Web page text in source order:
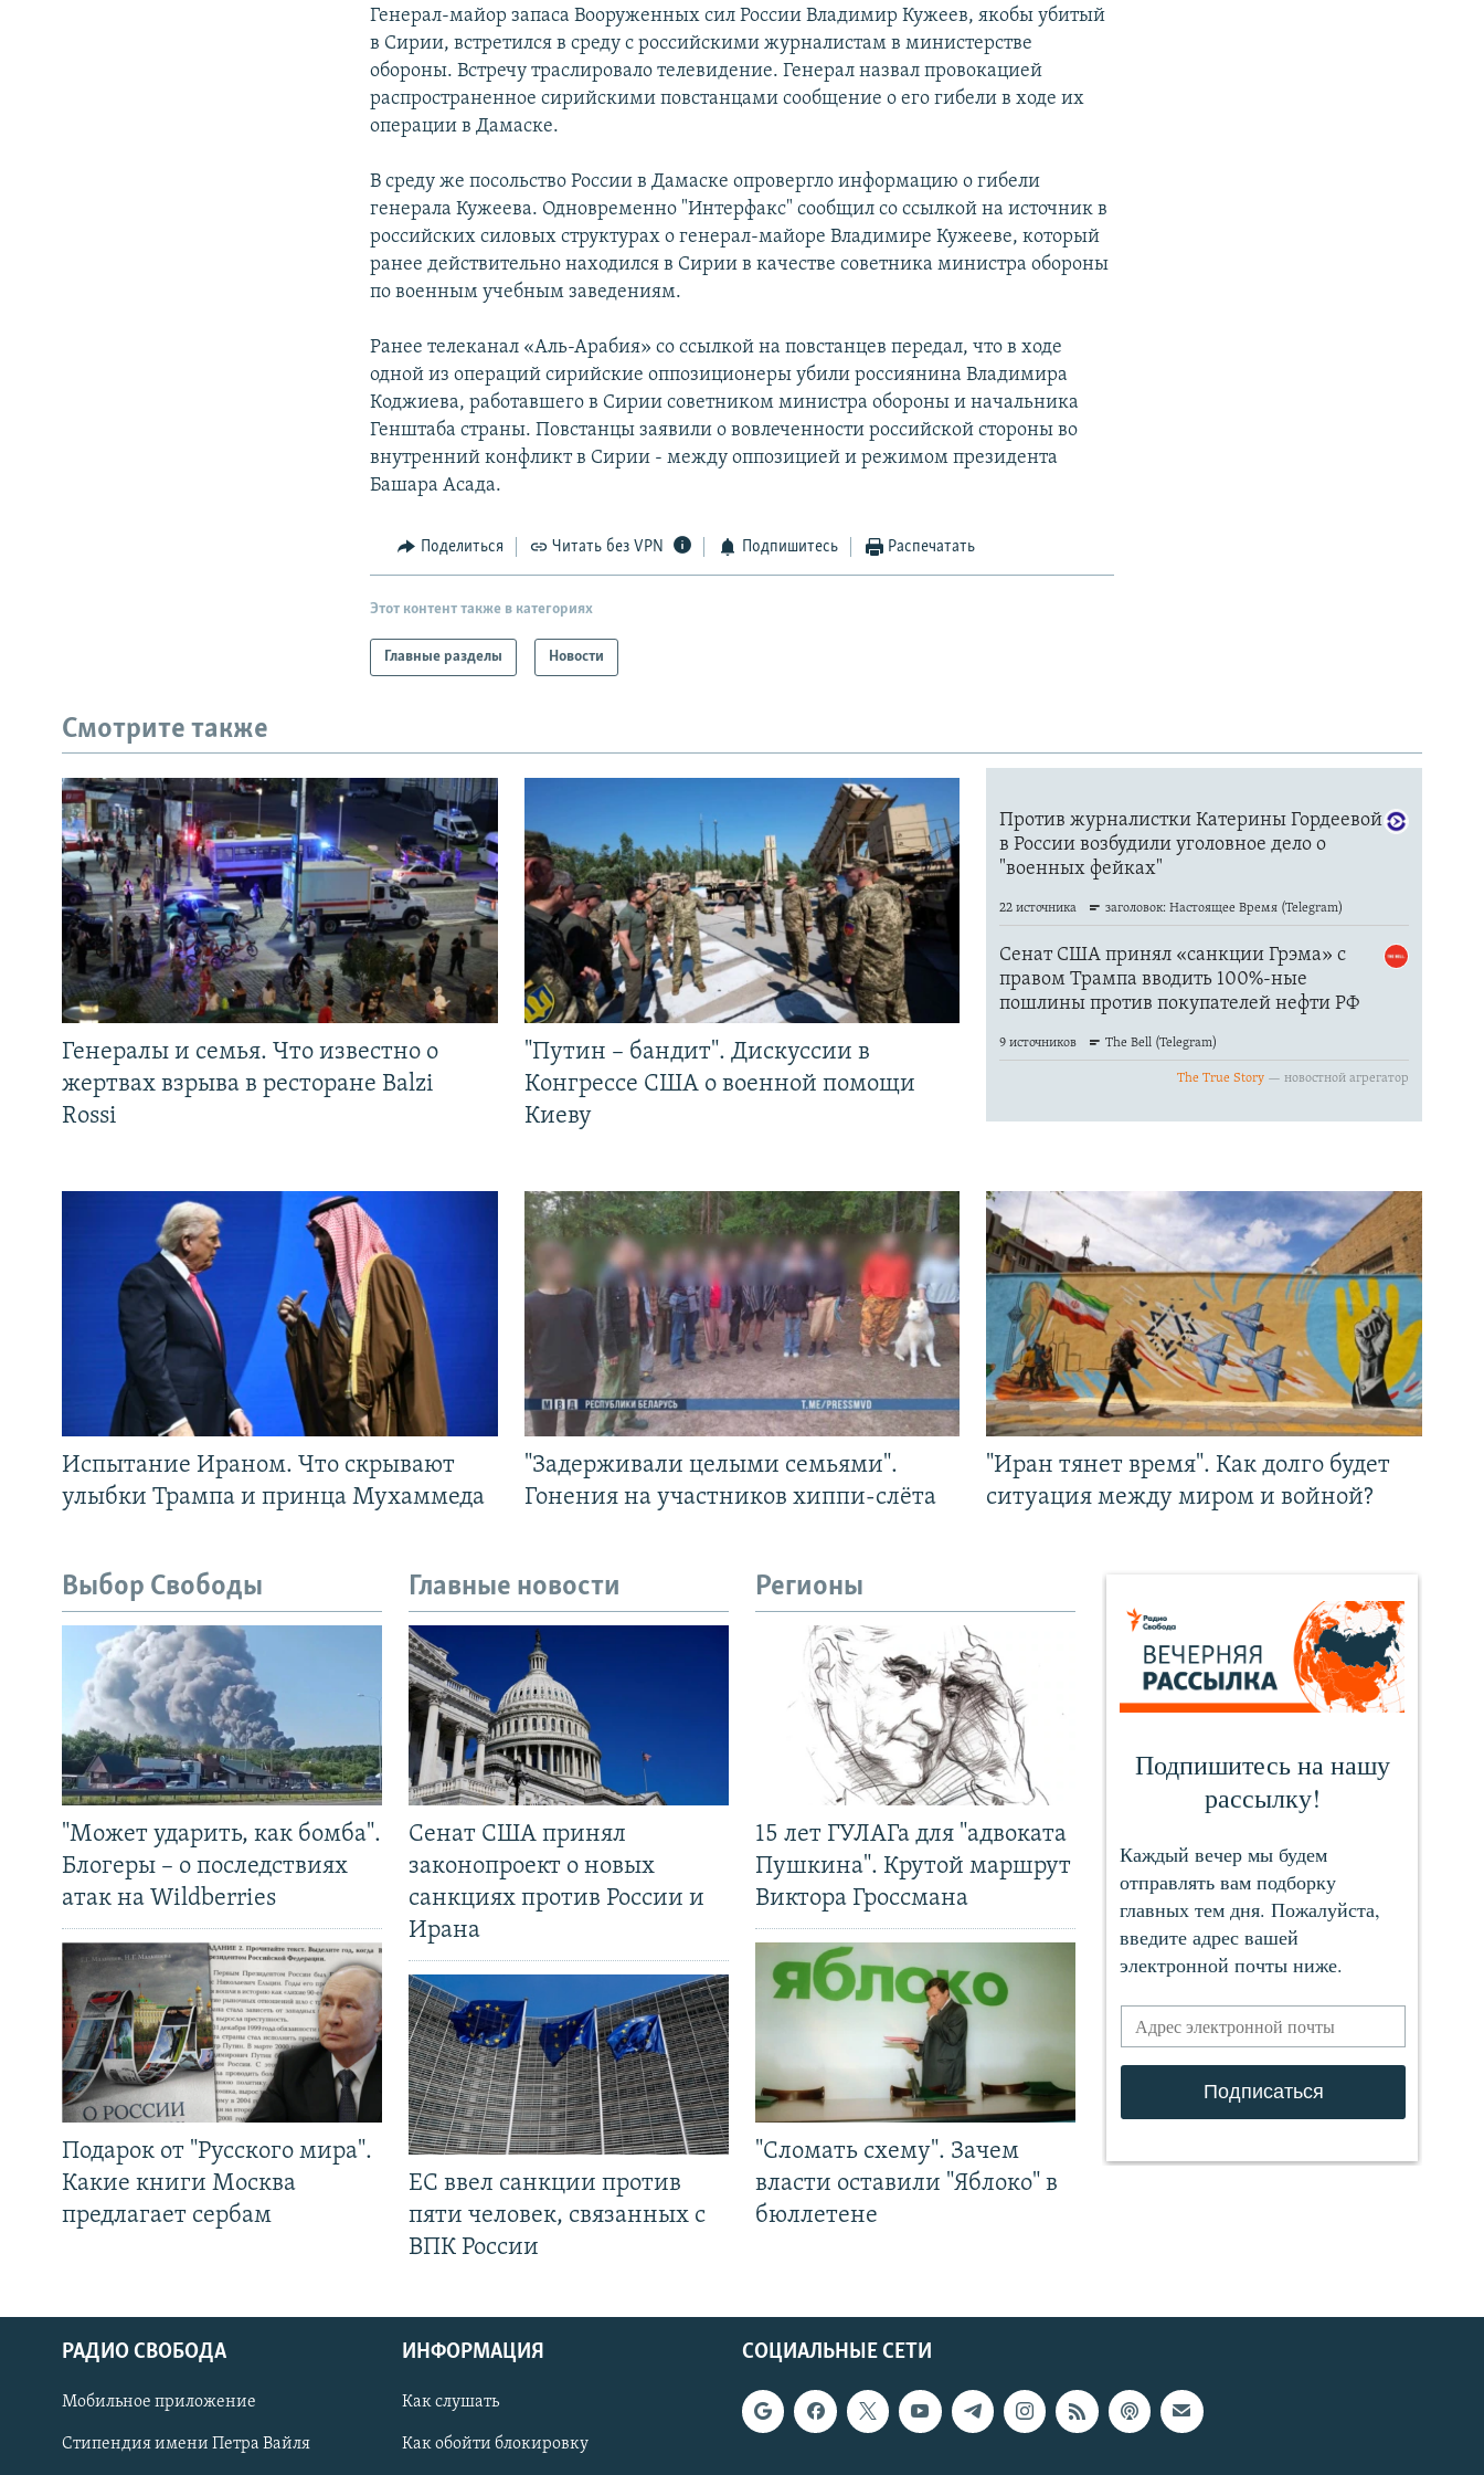
СОЦИАЛЬНЫЕ СЕТИ
Генерал-майор запаса Вооруженных сил России Владимир Кужеев, якобы убитый
в Сирии, встретился в среду с российскими журналистам в министерстве
обороны. Встречу траслировало телевидение. Генерал назвал провокацией
распространенное сирийскими повстанцами сообщение о его гибели в ходе их
операции в Дамаске.
В среду же посольство России в Дамаске опровергло информацию о гибели
генерала Кужеева. Одновременно "Интерфакс" сообщил со ссылкой на источник в
российских силовых структурах о генерал-майоре Владимире Кужееве, который
ранее действительно находился в Сирии в качестве советника министра обороны
по военным учебным заведениям.
Ранее телеканал «Аль-Арабия» со ссылкой на повстанцев передал, что в ходе
одной из операций сирийские оппозиционеры убили россиянина Владимира
Коджиева, работавшего в Сирии советником министра обороны и начальника
Генштаба страны. Повстанцы заявили о вовлеченности российской стороны во
внутренний конфликт в Сирии - между оппозицией и режимом президента
Башара Асада.
Поделиться Читать без VPN Подпишитесь Распечатать
Этот контент также в категориях
Главные разделы Новости
Смотрите также
Генералы и семья. Что известно о
жертвах взрыва в ресторане Balzi
Rossi
"Путин – бандит". Дискуссии в
Конгрессе США о военной помощи
Киеву
Испытание Ираном. Что скрывают
улыбки Трампа и принца Мухаммеда
"Задерживали целыми семьями".
Гонения на участников хиппи-слёта
"Иран тянет время". Как долго будет
ситуация между миром и войной?
Выбор Свободы
"Может ударить, как бомба".
Блогеры – о последствиях
атак на Wildberries
Подарок от "Русского мира".
Какие книги Москва
предлагает сербам
Главные новости
Сенат США принял
законопроект о новых
санкциях против России и
Ирана
ЕС ввел санкции против
пяти человек, связанных с
ВПК России
Регионы
15 лет ГУЛАГа для "адвоката
Пушкина". Крутой маршрут
Виктора Гроссмана
"Сломать схему". Зачем
власти оставили "Яблоко" в
бюллетене
СОЦИАЛЬНЫЕ СЕТИ
РАДИО СВОБОДА
Мобильное приложение
Стипендия имени Петра Вайля
ИНФОРМАЦИЯ
Как слушать
Как обойти блокировку